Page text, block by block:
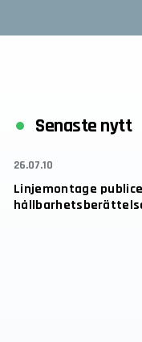
Senaste nytt
Linjemontage
26.07.10